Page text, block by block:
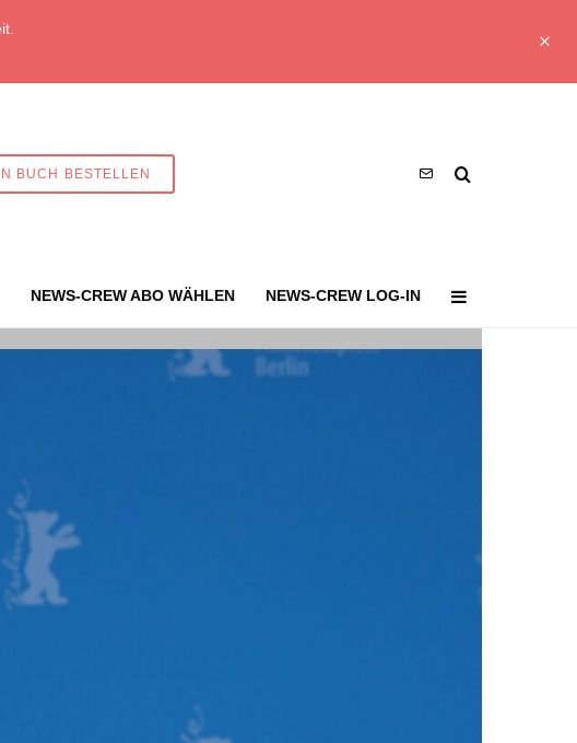
BUCH BESTELLEN
NEWS-CREW ABO WÄHLEN NEWS-CREW LOG-IN